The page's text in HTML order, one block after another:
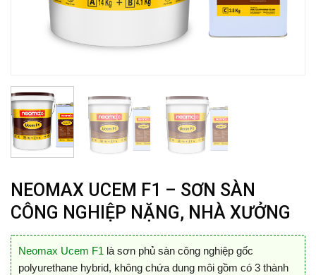
NEOMAX UCEM F1 – SƠN SÀN
CÔNG NGHIỆP NẶNG, NHÀ XƯỞNG
Neomax Ucem F1 là sơn phủ sàn công nghiệp gốc
polyurethane hybrid, không chứa dung môi gồm có 3 thành